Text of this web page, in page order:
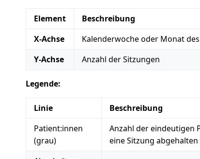
Element
Beschreibung
X-Achse
Kalenderwoche oder Monat des
Y-Achse
Anzahl der Sitzungen
Legende:
Linie
Beschreibung
Patient:innen
(grau)
Anzahl der eindeutigen
eine Sitzung